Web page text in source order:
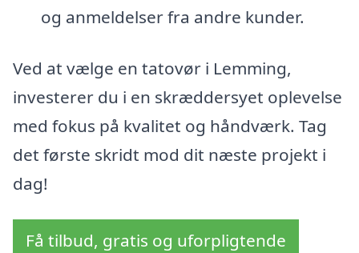
og anmeldelser fra andre kunder.
Ved at vælge en tatovør i Lemming,
investerer du i en skræddersyet oplevelse
med fokus på kvalitet og håndværk. Tag
det første skridt mod dit næste projekt i
dag!
Få tilbud, gratis og uforpligtende